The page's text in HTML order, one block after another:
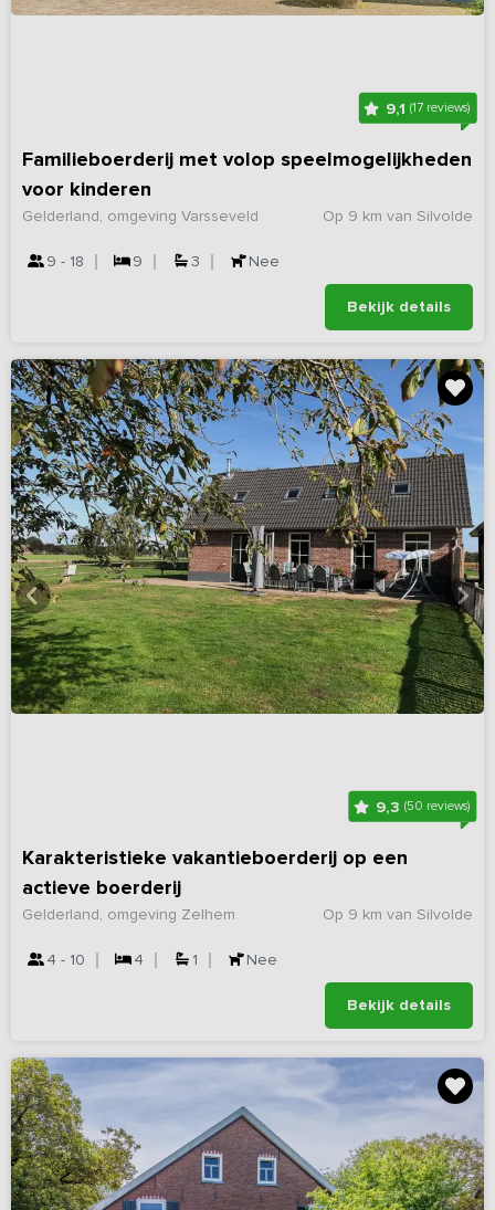
9,1(17 reviews)
Familieboerderij met volop speelmogelijkheden
voor kinderen
Op 9 km van Silvolde
Gelderland, omgeving Varsseveld
9 - 18 9 3 Nee
Bekijk details
9,3 (50 reviews)
Karakteristieke vakantieboerderij op een
actieve boerderij
Op 9 km van Silvolde
Gelderland, omgeving Zelhem
4 - 10 4 1 Nee
Bekijk details